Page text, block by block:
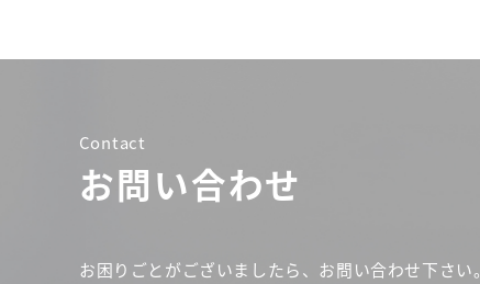
Contact
お問い合わせ
お困りごとがございましたら、お問い合わせ下さい。